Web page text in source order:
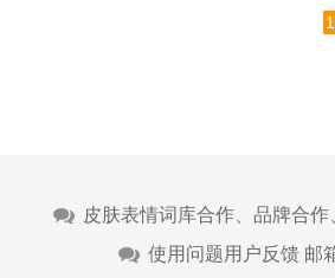
1
皮肤表情词库合作、品牌合
使用问题用户反馈 邮